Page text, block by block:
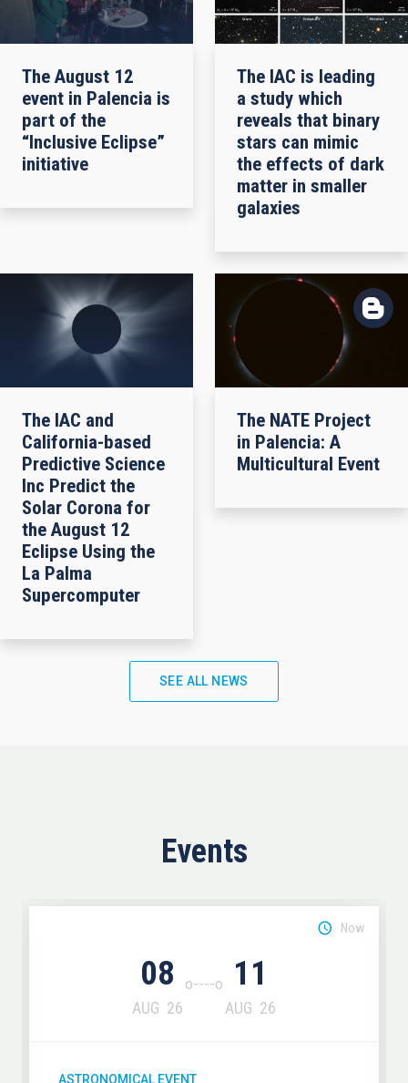
The August 12
event in Palencia is
part of the
“Inclusive Eclipse”
initiative
The IAC is leading
a study which
reveals that binary
stars can mimic
the effects of dark
matter in smaller
galaxies
The IAC and
California-based
Predictive Science
Inc Predict the
Solar Corona for
the August 12
Eclipse Using the
La Palma
Supercomputer
The NATE Project
in Palencia: A
Multicultural Event
SEE ALL NEWS
Events
08
AUG 26
11
AUG 26
Now
ASTRONOMICAL EVENT